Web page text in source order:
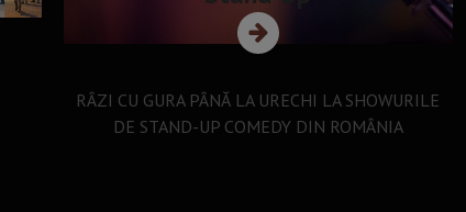
RÂZI CU GURA PÂNĂ LA URECHI LA SHOWURILE
DE STAND-UP COMEDY DIN ROMÂNIA